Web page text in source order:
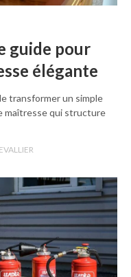
guide pour
élégante
transformer un simple
maîtresse qui structure